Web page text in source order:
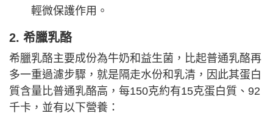
輕微保護作用。
2. 希臘乳酪
希臘乳酪主要成份為牛奶和益生菌，比起普通乳酪再
多一重過濾步驟，就是隔走水份和乳清，因此其蛋白
質含量比普通乳酪高，每150克約有15克蛋白質、92
千卡，並有以下營養：